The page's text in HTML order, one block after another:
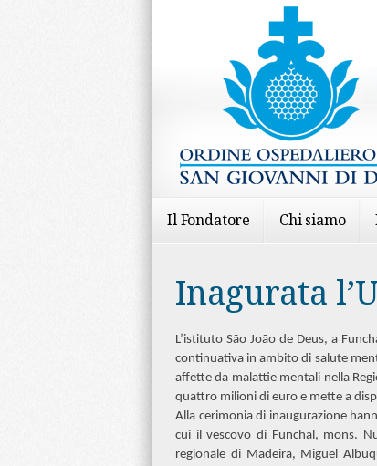
Il Fondatore Chi siamo
Inagurata
L’istituto São João de Deus, a
continuativa in ambito di salute
affette da malattie mentali nella
quattro milioni di euro e mette a
Alla cerimonia di inaugurazione
cui il vescovo di Funchal, mons.
regionale di Madeira, Miguel